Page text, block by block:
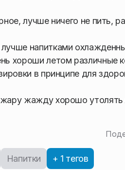
лучше ничего не пить,
напитками
хороши летом различные
в принципе для
жажду хорошо
Напитки + 1 тегов